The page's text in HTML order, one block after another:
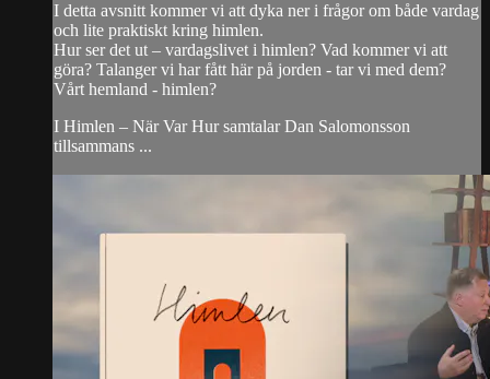
I detta avsnitt kommer vi att dyka ner i frågor om både vardag
och lite praktiskt kring himlen.
Hur ser det ut – vardagslivet i himlen? Vad kommer vi att
göra? Talanger vi har fått här på jorden - tar vi med dem?
Vårt hemland - himlen?
I Himlen – När Var Hur samtalar Dan Salomonsson
tillsammans ...